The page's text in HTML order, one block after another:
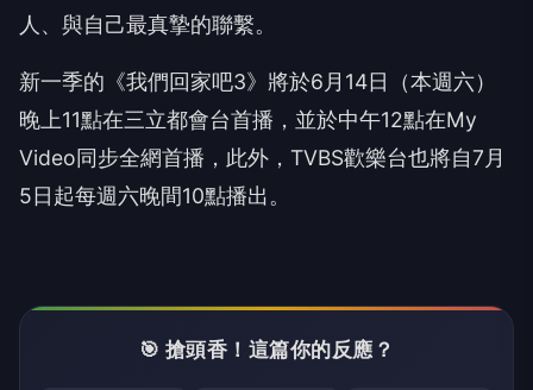
人、與自己最真摯的聯繫。
新一季的《我們回家吧3》將於6 月 14日（本週六）
晚上11點在三立都會台首播，並於中午12點在My
Video同步全網首播，此外， TVBS歡樂台也將自7 月
5日起每週六晚間10點播出。
🎯 搶頭香！這篇你的反應？